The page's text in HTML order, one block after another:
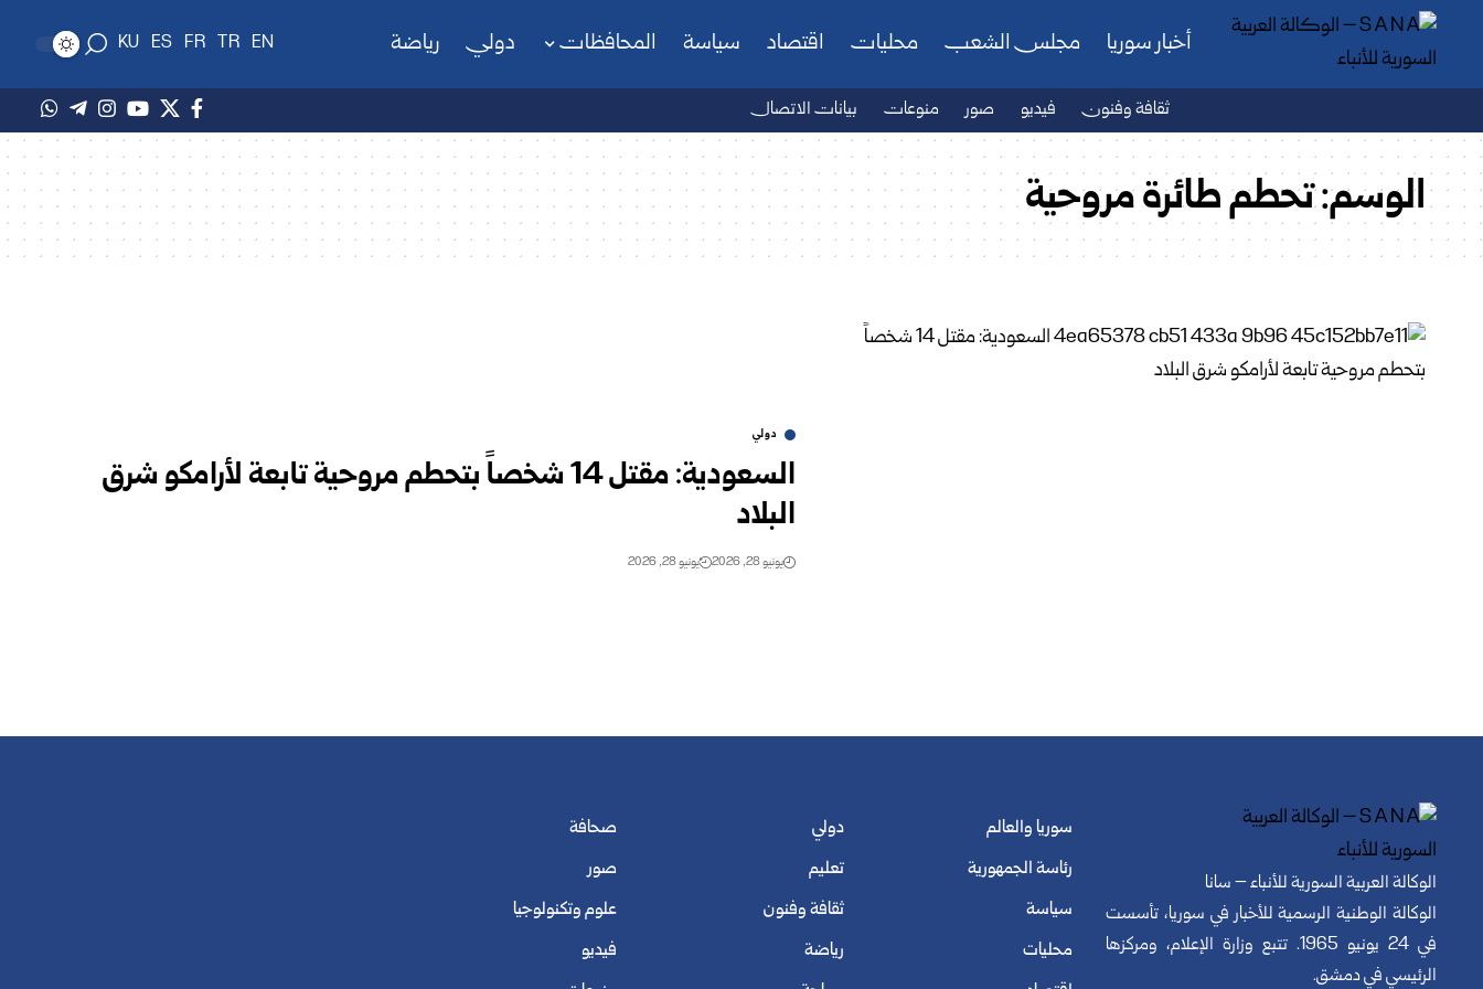
أخبار سوريا مجلس الشعب محليات اقتصاد سياسة المحافظات دولي رياضة EN
TR
FR
ES
KU
ثقافة وفنون فيديو صور منوعات بيانات الاتصال
الوسم:تحطم طائرة مروحية
دولي
السعودية: مقتل 14 شخصاً بتحطم مروحية تابعة لأرامكو شرق
البلاد
يونيو 28, 2026 يونيو 28, 2026
الوكالة العربية السورية للأنباء – سانا
الوكالة الوطنية الرسمية للأخبار في سوريا، تأسست
في 24 يونيو 1965. تتبع وزارة الإعلام، ومركزها
الرئيسي في دمشق.
سوريا والعالم
رئاسة الجمهورية
سياسة
محليات
دولي
تعليم
ثقافة وفنون
رياضة
صحافة
صور
علوم وتكنولوجيا
فيديو